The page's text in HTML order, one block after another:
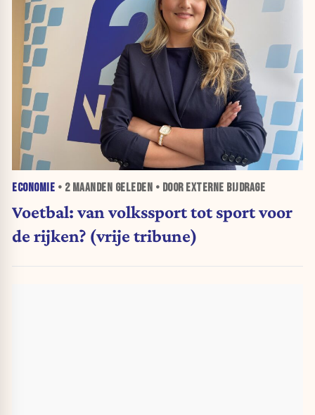
ECONOMIE • 2 MAANDEN GELEDEN • DOOR EXTERNE BIJDRAGE
Voetbal: van volkssport tot sport voor
de rijken? (vrije tribune)